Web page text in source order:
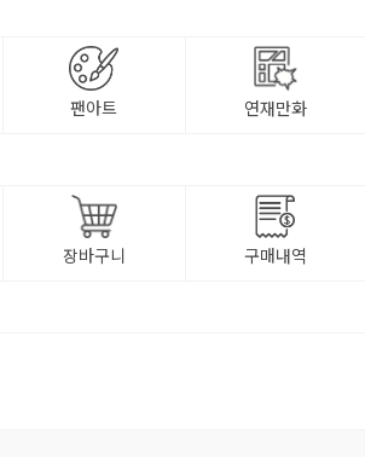
팬아트 연재만화
장바구니 구매내역